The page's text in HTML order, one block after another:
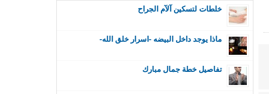
خلطات لتسكين آلآم الجراح
ماذا يوجد داخل البيضه -اسرار خلق الله-
تفاصيل خطة جمال مبارك